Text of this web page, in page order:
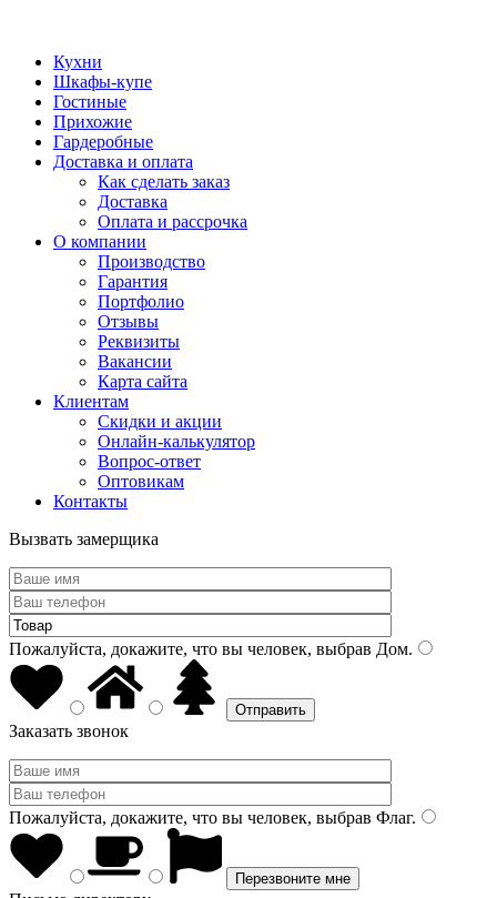
Кухни
Шкафы-купе
Гостиные
Прихожие
Гардеробные
Доставка и оплата
Как сделать заказ
Доставка
Оплата и рассрочка
О компании
Производство
Гарантия
Портфолио
Отзывы
Реквизиты
Вакансии
Карта сайта
Клиентам
Скидки и акции
Онлайн-калькулятор
Вопрос-ответ
Оптовикам
Контакты
Вызвать замерщика
Пожалуйста, докажите, что вы человек, выбрав Дом.
Заказать звонок
Пожалуйста, докажите, что вы человек, выбрав Флаг.